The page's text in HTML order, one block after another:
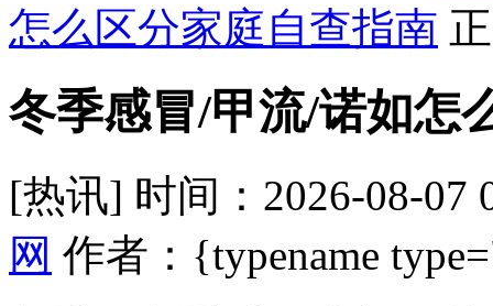
怎么区分家庭自查指南
冬季感冒/甲流/诺如怎
[热讯] 时间：2026-08-07
网 作者：{typename